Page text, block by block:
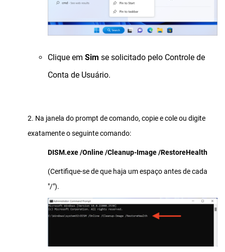
Clique em Sim se solicitado pelo Controle de
Conta de Usuário.
2. Na janela do prompt de comando, copie e cole ou digite
exatamente o seguinte comando:
DISM.exe /Online /Cleanup-Image /RestoreHealth
(Certifique-se de que haja um espaço antes de cada
"/").